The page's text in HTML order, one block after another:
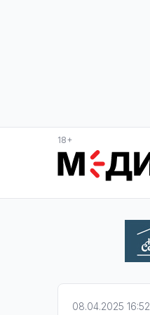
18+
08.04.2025 16:52